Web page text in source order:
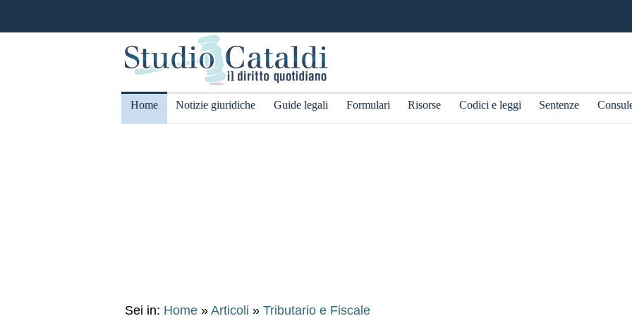
Home Notizie giuridiche Guide legali Formulari Risorse Codici e leggi Sentenze
Sei in: Home » Articoli » Tributario e Fiscale